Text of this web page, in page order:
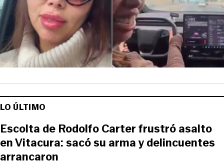
LO ÚLTIMO
Escolta de Rodolfo Carter frustró asalto
en Vitacura: sacó su arma y delincuentes
arrancaron